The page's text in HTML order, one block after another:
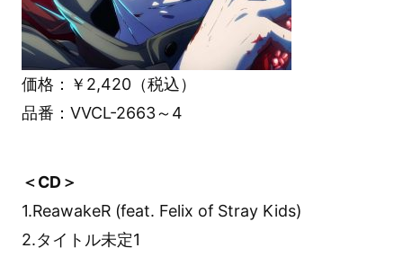
価格：￥2,420（税込）
品番：VVCL-2663～4
＜CD＞
1.ReawakeR (feat. Felix of Stray Kids)
2.タイトル未定1